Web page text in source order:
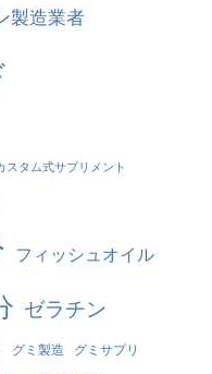
製造業者
スタム式サプリメント
フィッシュオイル
ゼラチン
グミ製造 グミサプリ